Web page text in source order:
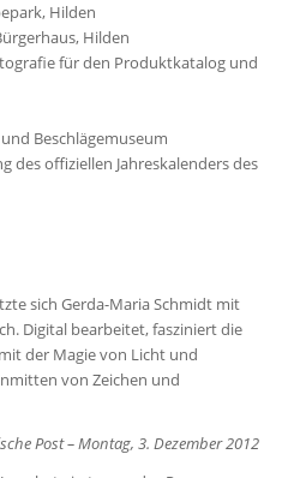
Hilden
Hilden
für den Produktkatalog und
Beschlägemuseum
des offiziellen Jahreskalenders des
sich Gerda-Maria Schmidt mit
Digital bearbeitet, fasziniert die
der Magie von Licht und
von Zeichen und
Post – Montag, 3. Dezember 2012